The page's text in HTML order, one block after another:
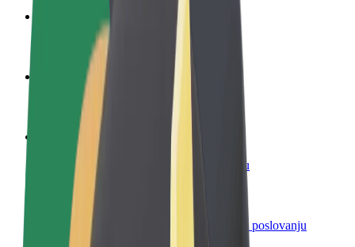
Postani dostavljač
Dostavljaj hranu i primaj tjedne isplate
Dodaj restoran ili trgovinu
Dosegni više kupaca i povećaj zaradu
Registriraj se kao vlasnik flote
Dodaj svoju flotu na Bolt i povećaj zaradu
Bolt for Business
Bolt proizvodi i usluge prilagođeni tvojem poslovanju